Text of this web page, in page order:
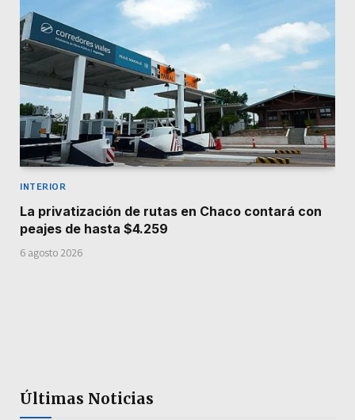
INTERIOR
La privatización de rutas en Chaco contará con
peajes de hasta $4.259
6 agosto 2026
Últimas Noticias